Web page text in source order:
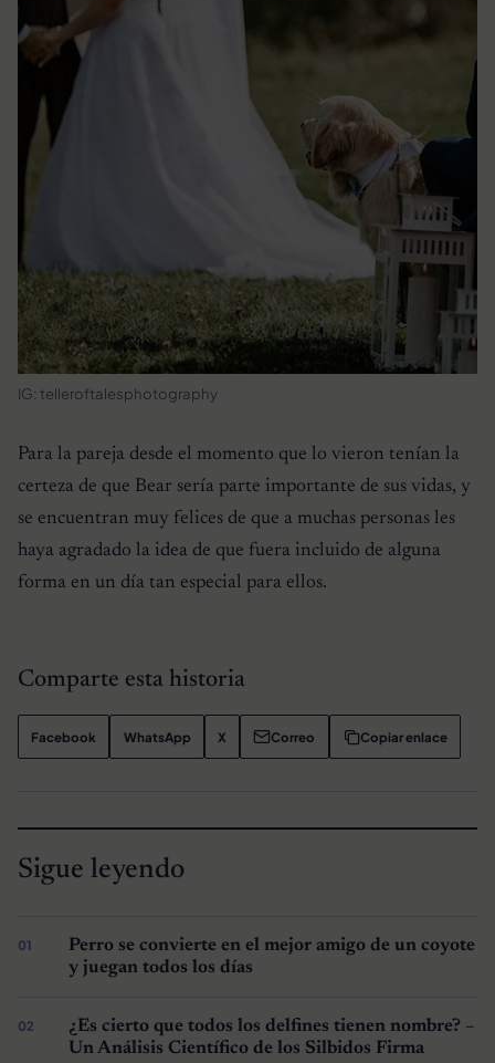
IG: telleroftalesphotography
Para la pareja desde el momento que lo vieron tenían la
certeza de que Bear sería parte importante de sus vidas, y
se encuentran muy felices de que a muchas personas les
haya agradado la idea de que fuera incluido de alguna
forma en un día tan especial para ellos.
Comparte esta historia
Facebook WhatsApp X Correo Copiar enlace
Sigue leyendo
Perro se convierte en el mejor amigo de un coyote
y juegan todos los días
¿Es cierto que todos los delfines tienen nombre? –
Un Análisis Científico de los Silbidos Firma